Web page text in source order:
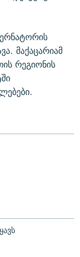
მაქაცარიამ
რეგიონის